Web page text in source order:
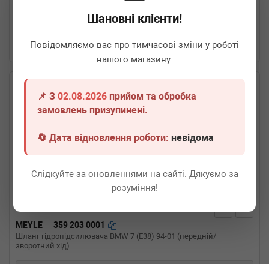
Шановні клієнти!
Повідомляємо вас про тимчасові зміни у роботі
нашого магазину.
📌 З02.08.2026 прийом та обробка
замовлень призупинені.
🔄 Дата відновлення роботи:невідома
Слідкуйте за оновленнями на сайті. Дякуємо за
розуміння!
+ В кошик
MEYLE 359 203 0001
Шланг гідропідсилювача BMW 7 (E38) 94-01 (передній/
зворотний хід)